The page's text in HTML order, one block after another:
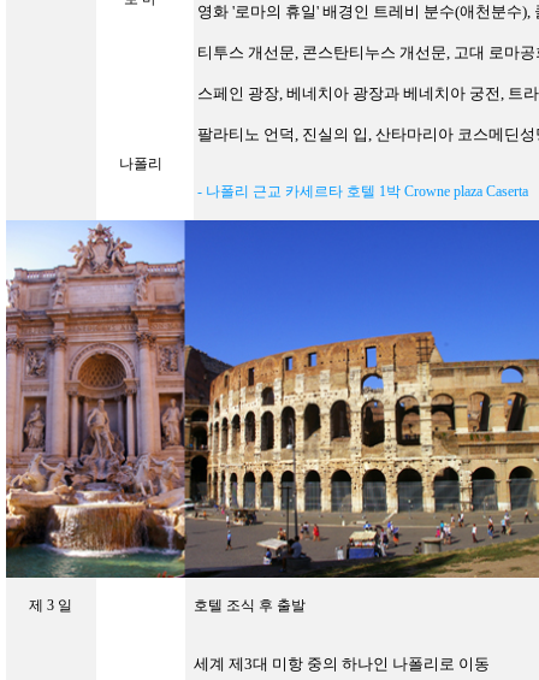
나폴리
영화 '로마의 휴일' 배경인 트레비 분수(애천분수
티투스 개선문, 콘스탄티누스 개선문, 고대 로마
스페인 광장, 베네치아 광장과 베네치아 궁전, 트
팔라티노 언덕, 진실의 입, 산타마리아 코스메딘
- 나폴리 근교 카세르타 호텔 1 박 Crowne plaza Caserta
제 3 일 호텔 조식 후 출발
세계 제3대 미항 중의 하나인 나폴리로 이동